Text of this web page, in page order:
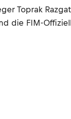
Toprak
die FIM-